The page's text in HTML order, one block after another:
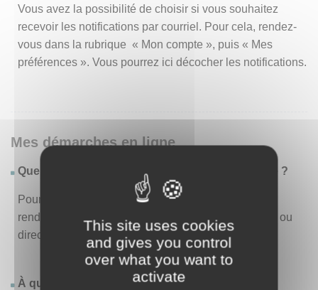
This site uses cookies
and gives you control
over what you want to
activate
Vous avez la possibilité de choisir si vous souhaitez
recevoir les notifications par courriel. Pour cela, rendez-
vous dans la rubrique « Mon compte », puis « Mes
préférences ». Vous pourrez ici décocher les notifications.
Mes démarches en ligne
Quelles sont les démarches disponibles en ligne ?
Pour consulter la liste des démarches disponibles,
rendez-vous dans le menu « Liste des démarches » ou
directement en page d’accueil.
À quoi correspond la rubrique « Effectuer une